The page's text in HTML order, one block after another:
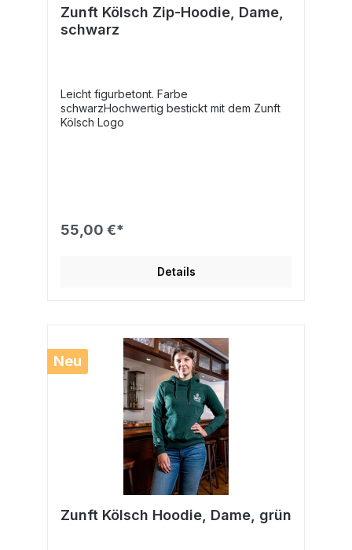
Zunft Kölsch Zip-Hoodie, Dame,
schwarz
Leicht figurbetont. Farbe
schwarzHochwertig bestickt mit dem Zunft
Kölsch Logo
55,00 €*
Details
Neu
Zunft Kölsch Hoodie, Dame, grün